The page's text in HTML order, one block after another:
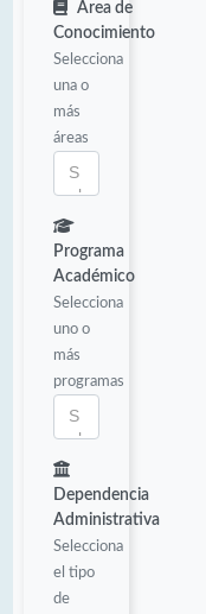
Área de
Conocimiento
Selecciona
una o
más
áreas
Programa
Académico
Selecciona
uno o
más
programas
Dependencia
Administrativa
Selecciona
el tipo
de